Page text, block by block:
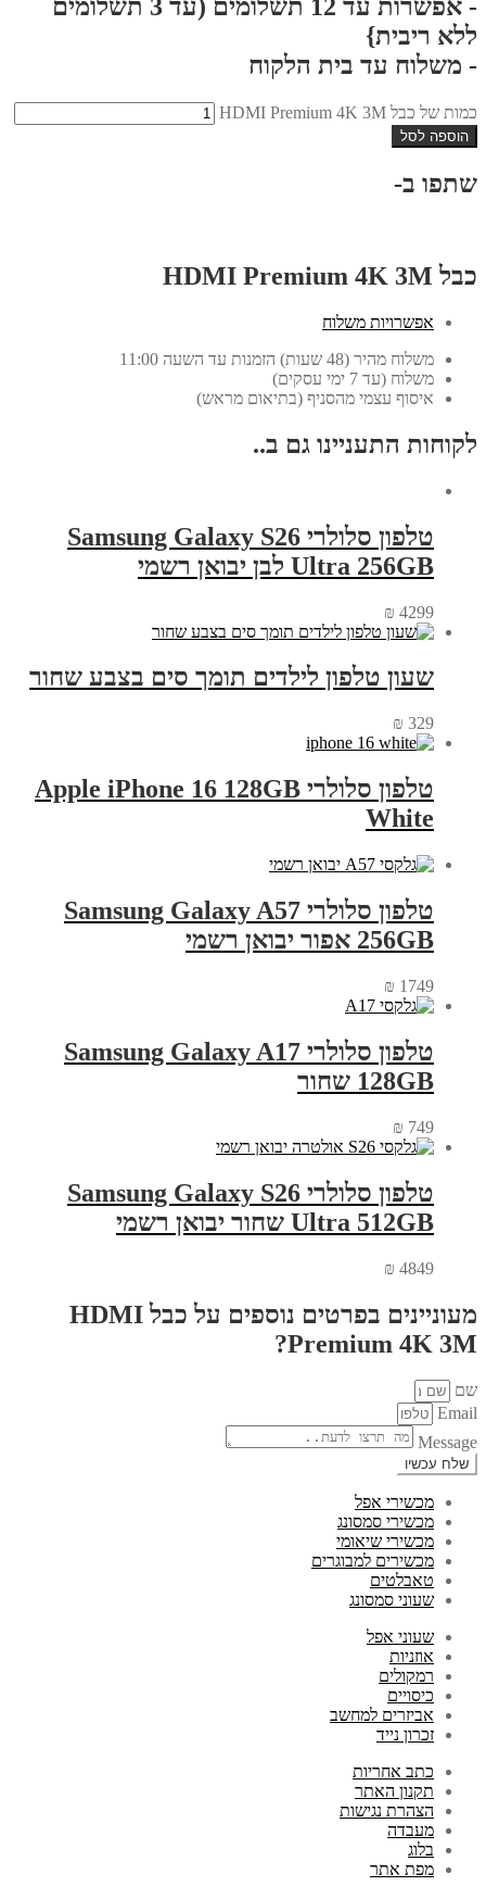
- אפשרות עד 12 תשלומים (עד 3 תשלומים
ללא ריבית}
- משלוח עד בית הלקוח
כמות של כבל HDMI Premium 4K 3M
הוספה לסל
שתפו ב-
כבל HDMI Premium 4K 3M
אפשרויות משלוח
משלוח מהיר (48 שעות) הזמנות עד השעה 11:00
משלוח (עד 7 ימי עסקים)
איסוף עצמי מהסניף (בתיאום מראש)
לקוחות התעניינו גם ב..
טלפון סלולרי Samsung Galaxy S26
Ultra 256GB לבן יבואן רשמי
₪ 4299
שעון טלפון לילדים תומך סים בצבע שחור
₪ 329
טלפון סלולרי Apple iPhone 16 128GB
White
טלפון סלולרי Samsung Galaxy A57
256GB אפור יבואן רשמי
₪ 1749
טלפון סלולרי Samsung Galaxy A17
128GB שחור
₪ 749
טלפון סלולרי Samsung Galaxy S26
Ultra 512GB שחור יבואן רשמי
₪ 4849
מעוניינים בפרטים נוספים על כבל HDMI
Premium 4K 3M?
שם
Email
Message
שלח עכשיו
מכשירי אפל
מכשירי סמסונג
מכשירי שיאומי
מכשירים למבוגרים
טאבלטים
שעוני סמסונג
שעוני אפל
אוזניות
רמקולים
כיסויים
אביזרים למחשב
זכרון נייד
כתב אחריות
תקנון האתר
הצהרת נגישות
מעבדה
בלוג
מפת אתר